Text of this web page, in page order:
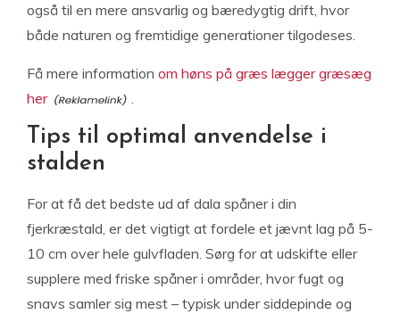
også til en mere ansvarlig og bæredygtig drift, hvor
både naturen og fremtidige generationer tilgodeses.
Få mere information om høns på græs lægger græsæg
her
.
Tips til optimal anvendelse i
stalden
For at få det bedste ud af dala spåner i din
fjerkræstald, er det vigtigt at fordele et jævnt lag på 5-
10 cm over hele gulvfladen. Sørg for at udskifte eller
supplere med friske spåner i områder, hvor fugt og
snavs samler sig mest – typisk under siddepinde og